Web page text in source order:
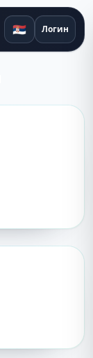
🇷🇸 Логин